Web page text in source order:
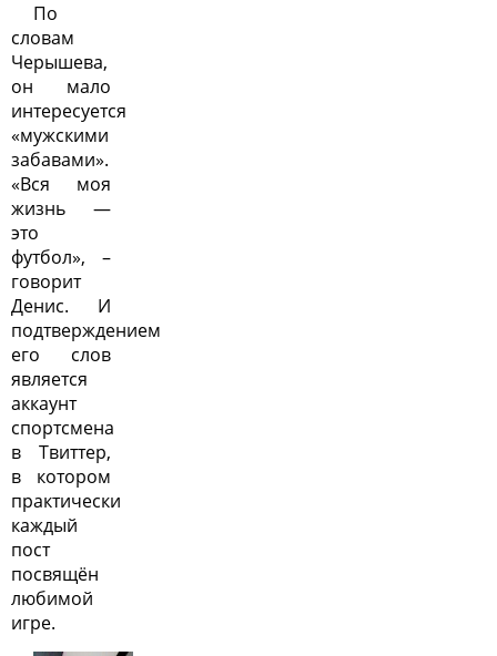
По
словам
Черышева,
он мало
интересуется
«мужскими
забавами».
«Вся моя
жизнь —
это
футбол», –
говорит
Денис. И
подтверждением
его слов
является
аккаунт
спортсмена
в Твиттер,
в котором
практически
каждый
пост
посвящён
любимой
игре.